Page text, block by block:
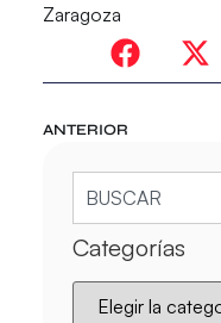
Zaragoza
ANTERIOR
Categorías